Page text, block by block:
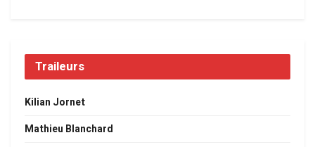
Traileurs
Kilian Jornet
Mathieu Blanchard